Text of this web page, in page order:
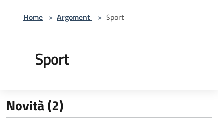
Home > Argomenti > Sport
Sport
Novità (2)